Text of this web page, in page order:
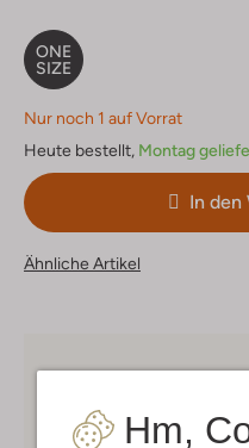
Hm,
ONE
SIZE
Nur noch 1 auf Vorrat
Heute bestellt, Montag
In den
Ähnliche Artikel
Kostenloser Versandab
Kauf auf Rechnung